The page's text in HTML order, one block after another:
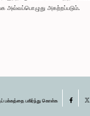
அவ்வப்பொழுது அகற்றப்படும்.
பக்கத்தை பகிர்ந்து கொள்க